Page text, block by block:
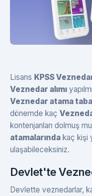
Lisans KPSS
Veznedar alımı
Veznedar atama
dönemde kaç
kontenjanları dolmuş
atamalarında kaç kişi
ulaşabileceksiniz.
Devlet'te
Devlette veznedarlar,